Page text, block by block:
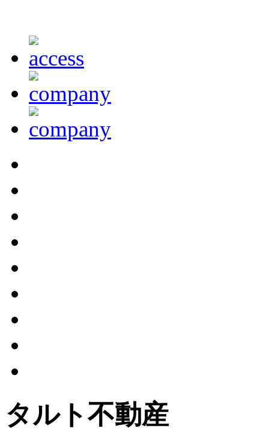
タルト不動産